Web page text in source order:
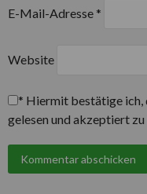
E-Mail-Adresse *
Website
* Hiermit bestätige ich,
gelesen und akzeptiert zu